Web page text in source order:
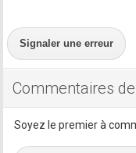
Signaler une erreur
Commentaires
Soyez le premier à